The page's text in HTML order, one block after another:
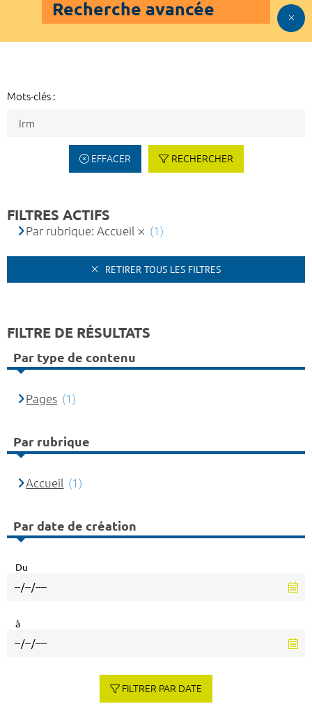
Recherche avancée
Mots-clés :
EFFACER RECHERCHER
FILTRES ACTIFS
Par rubrique: Accueil (1)
RETIRER TOUS LES FILTRES
FILTRE DE RÉSULTATS
Par type de contenu
Pages (1)
Par rubrique
Accueil (1)
Par date de création
Du
à
FILTRER PAR DATE